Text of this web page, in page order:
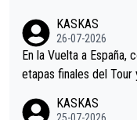
KASKAS
26-07-2026
En la Vuelta a España,
etapas finales del
KASKAS